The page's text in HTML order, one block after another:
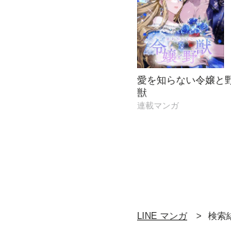
愛を知らない令嬢と
獣
連載マンガ
LINE マンガ 検索